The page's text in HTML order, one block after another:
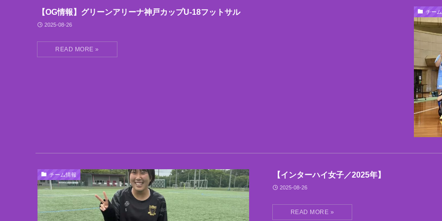
チー
【OG情報】グリーンアリーナ神戸カップU-18フットサル
2025-08-26
チーム情報 【インターハイ女子／2025年】
2025-08-26